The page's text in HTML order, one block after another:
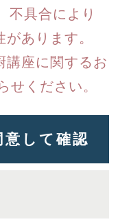
不具合により
あります。
講座に関するお
ください。